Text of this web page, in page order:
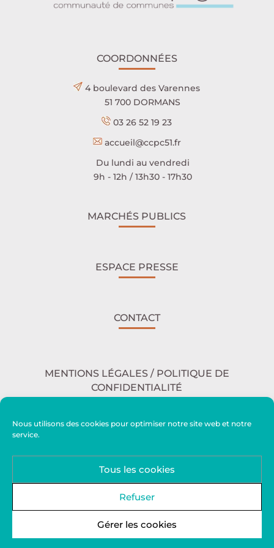
Nous utilisons des cookies pour optimiser notre site web et notre
service.
Tous les cookies
Refuser
Gérer les cookies
COORDONNÉES
4 boulevard des Varennes
51 700 DORMANS
03 26 52 19 23
accueil@ccpc51.fr
Du lundi au vendredi
9h - 12h / 13h30 - 17h30
MARCHÉS PUBLICS
ESPACE PRESSE
CONTACT
MENTIONS LÉGALES / POLITIQUE DE
CONFIDENTIALITÉ